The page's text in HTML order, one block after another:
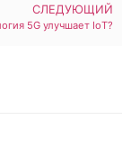
СЛЕДУЮЩИЙ
5G улучшает IoT?